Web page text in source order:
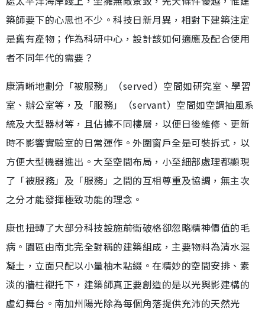
築師要下的心思也不少。科技日新月異，相對下建築注定
是舊有產物；作為科研中心，設計該如何適應及配合使用
者不同年代的需要？
康清晰地劃分「被服務」（served）空間如研究室、學習
室、辦公室等，及「服務」（servant）空間如空調抽風系
統及大型器材等，且佔據不同樓層，以便日後維修、更新
時不影響實驗室的日常運作。外圍窗戶全是可裝拆式，以
方便大型機器進出。大至空間布局，小至細部處理都顯現
了「被服務」及「服務」之間的互相尊重及協調，無主次
之分才能發揮極致功能的理念。
康也扭轉了大部分科技設施前衞破格卻忽略精神價值的毛
病。園區由南北完全對稱的建築組成，主要物料為清水混
凝土，立面只配以小量柚木點綴。在精妙的空間安排、素
淡的牆柱襯托下，建築師真正要創造的是以光與影建構的
虛幻舞台。南加州陽光除為每個角落提供充沛的天然光